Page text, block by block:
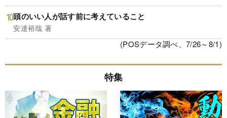
頭のいい人が話す前に考えていること
安達裕哉 著
(POSデータ調べ、7/26～8/1)
特集